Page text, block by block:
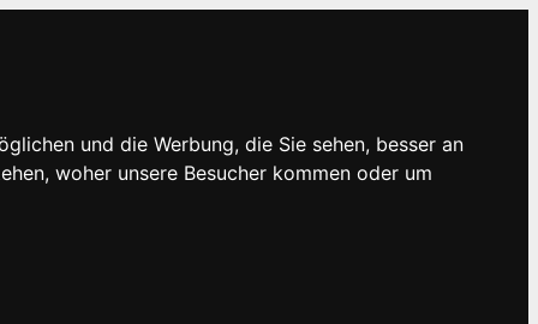
und die Werbung, die Sie sehen, besser an
woher unsere Besucher kommen oder um